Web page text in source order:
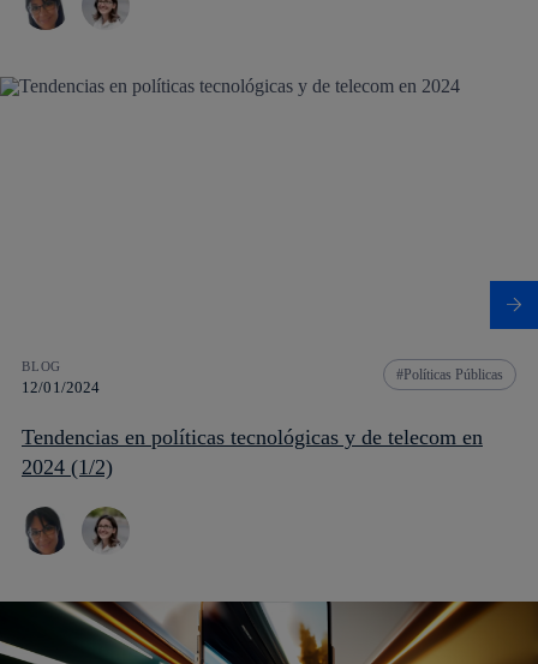
BLOG
12/01/2024
Políticas Públicas
Tendencias en políticas tecnológicas y de telecom en
2024 (1/2)